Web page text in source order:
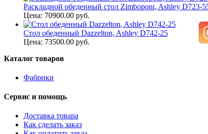
Раскладной обеденный стол Zimboponi, Ashley D723-
Цена: 70900.00 руб.
Cтол обеденный Dazzelton, Ashley D742-25
Цена: 73500.00 руб.
Каталог товаров
Фабрики
Сервис и помощь
Доставка товара
Как сделать заказ